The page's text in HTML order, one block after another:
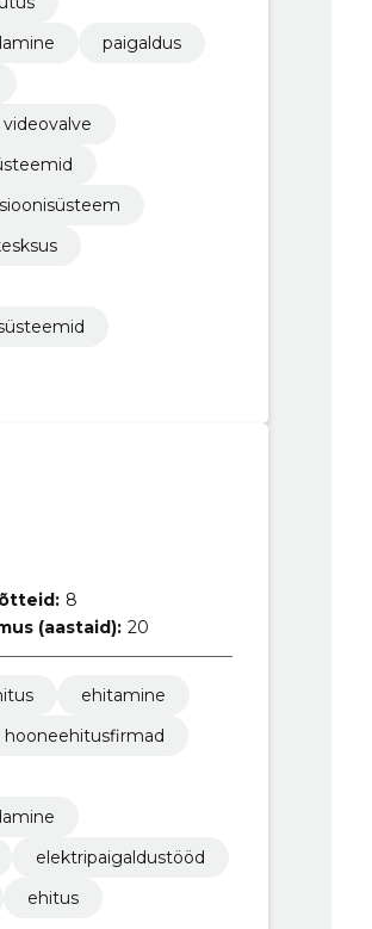
paigaldus
videovalve
8
(aastaid): 20
ehitamine
hooneehitusfirmad
elektripaigaldustööd
ehitus